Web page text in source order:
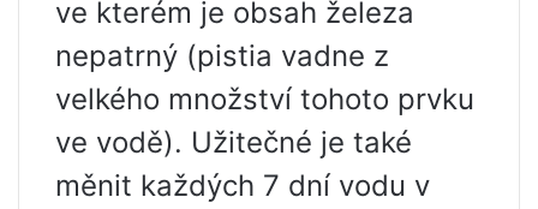
ve kterém je obsah železa
nepatrný (pistia vadne z
velkého množství tohoto prvku
ve vodě). Užitečné je také
měnit každých 7 dní vodu v